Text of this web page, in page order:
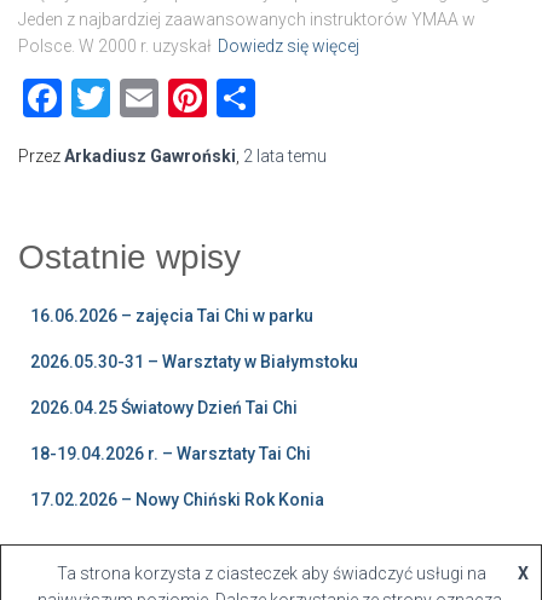
Jeden z najbardziej zaawansowanych instruktorów YMAA w
Polsce. W 2000 r. uzyskał Dowiedz się więcej
Facebook
Twitter
EmailPinterest
PrzezArkadiusz Gawroński 2 latatemu
Ostatnie wpisy
16.06.2026 – zajęcia Tai Chi w parku
2026.05.30-31 – Warsztaty w Białymstoku
2026.04.25 Światowy Dzień Tai Chi
18-19.04.2026 r. – Warsztaty Tai Chi
17.02.2026 – Nowy Chiński Rok Konia
Ta strona korzysta z ciasteczek aby świadczyć usługi na
X